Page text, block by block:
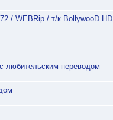
/ WEBRip / т/к BollywooD HD
любительским переводом